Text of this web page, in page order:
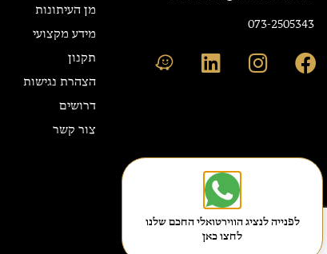
073-2505343
מן העיתונות
מידע מקצועי
תקנון
הצהרת נגישות
דרושים
צור קשר
לפנייה לנציג הווירטואלי החכם שלנו
לחצו כאן